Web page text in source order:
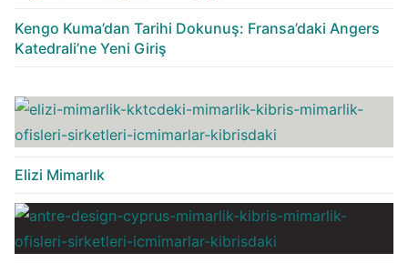
Kengo Kuma’dan Tarihi Dokunuş: Fransa’daki Angers
Katedrali’ne Yeni Giriş
Elizi Mimarlık